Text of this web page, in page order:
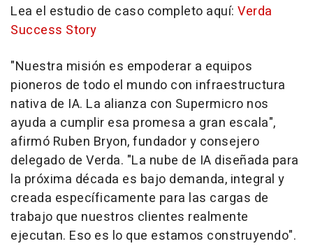
Lea el estudio de caso completo aquí: Verda
Success Story
"Nuestra misión es empoderar a equipos
pioneros de todo el mundo con infraestructura
nativa de IA. La alianza con Supermicro nos
ayuda a cumplir esa promesa a gran escala",
afirmó Ruben Bryon, fundador y consejero
delegado de Verda. "La nube de IA diseñada para
la próxima década es bajo demanda, integral y
creada específicamente para las cargas de
trabajo que nuestros clientes realmente
ejecutan. Eso es lo que estamos construyendo".